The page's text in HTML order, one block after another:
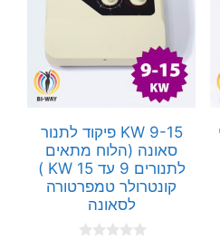
9-15 KW פיקוד לתנור
סאונה (הלוח מתאים
לתנורים 9 עד 15 KW )
קונטרולר טמפרטורה
לסאונה